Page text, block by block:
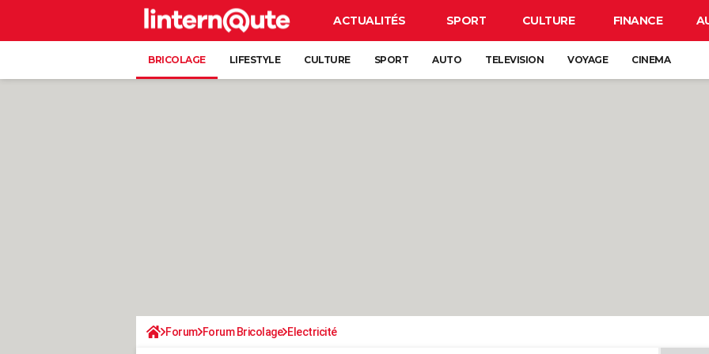
ACTUALITÉS SPORT CULTURE FINANCE
BRICOLAGE LIFESTYLE CULTURE SPORT AUTO TELEVISION VOYAGE CINEMA
Forum Forum Bricolage Electricité